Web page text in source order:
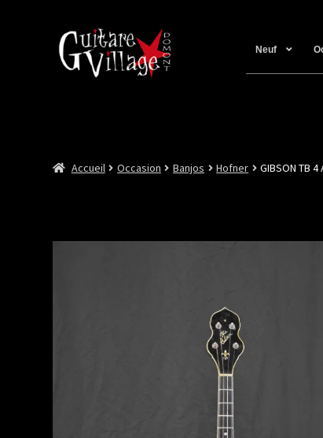
Neuf
Accueil Occasion Banjos Hofner GIBSON TB 4